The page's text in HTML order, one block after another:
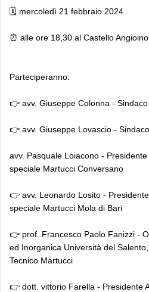
🗓️ mercoledì 21 febbraio 2024
⏰ alle ore 18,30 al Castello
Parteciperanno:
👉 avv. Giuseppe Colonna -
👉 avv. Giuseppe Lovascio -
avv. Pasquale Loiacono -
speciale Martucci Conversano
👉 avv. Leonardo Losito -
speciale Martucci Mola di Bari
👉 prof. Francesco Paolo Fanizzi -
ed Inorganica Università del
Tecnico Martucci
👉 dott. vittorio Farella - Presidente